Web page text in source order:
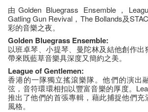
由Golden Bluegrass Ensemble，
Gatling Gun Revival，The Bollands及
彩的音樂之夜。
Golden Bluegrass Ensemble:
以班卓琴、小提琴、曼陀林及結他創作出
帶來既藍草音樂具深度又簡約之美。
League of Gentlemen:
香港的一隊獨立搖滾樂隊。他們的演出
弦，音符環環相扣以豐富音樂的厚度。
推出了他們的首張專輯，藉此捕捉他們充
風格。